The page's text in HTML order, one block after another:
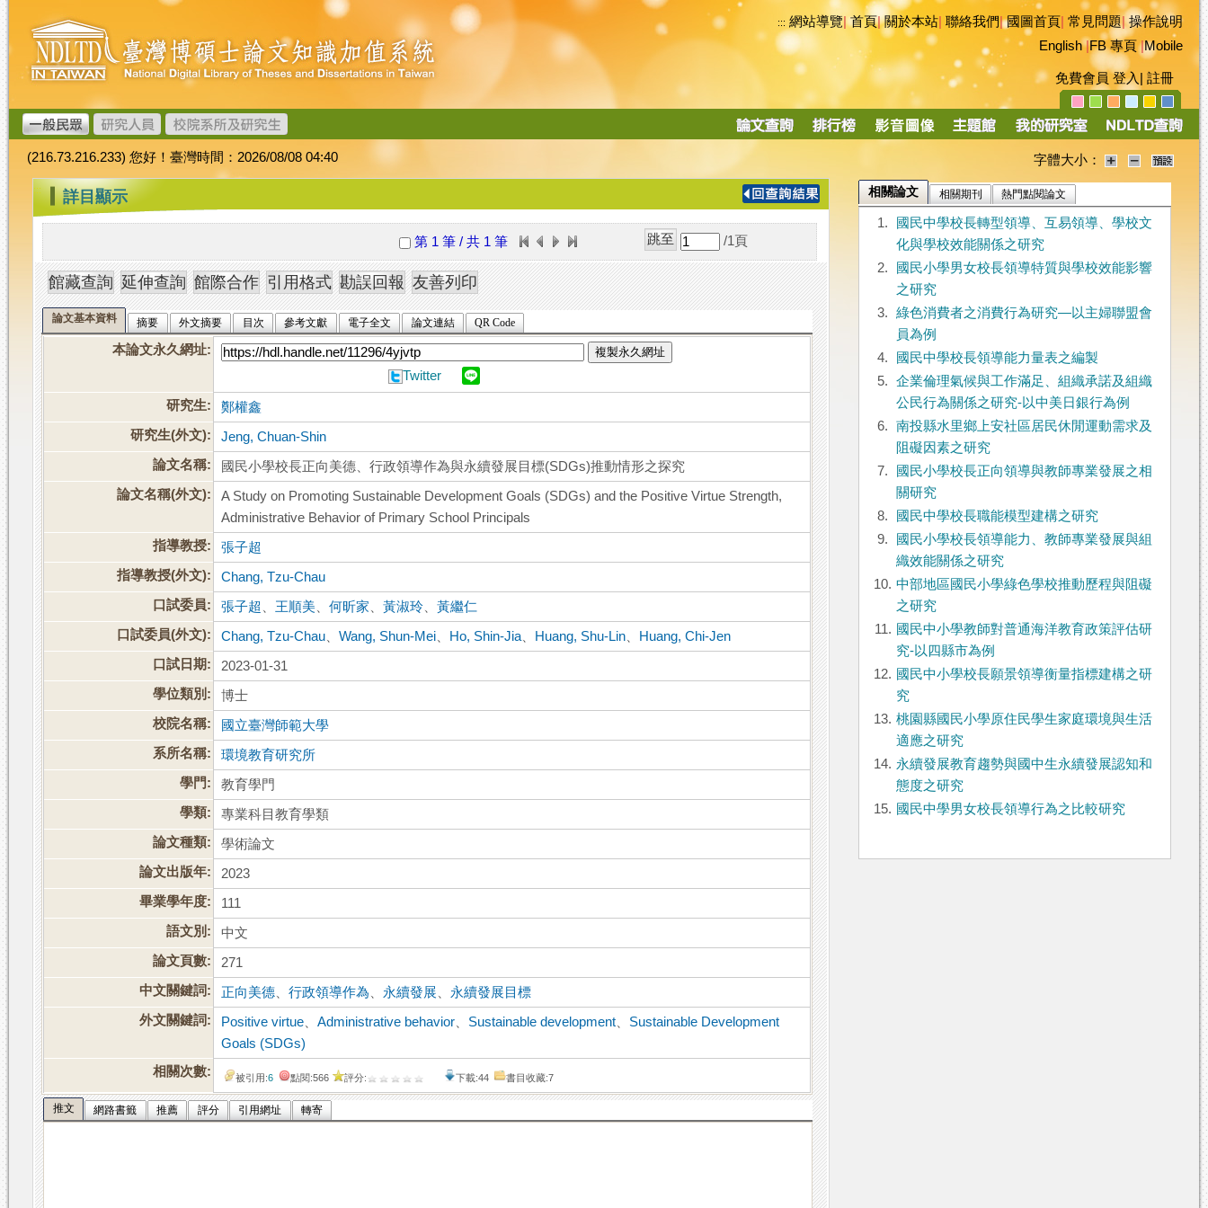
跳
到
主
要
內
容
臺
灣
博
碩
士
論
文
加
值
系
統
::: 網站導覽|首頁|關於本站 聯絡我們|國圖首頁 常見問題|操作說明
English|FB 專頁|Mobile
免費會員 登入 註冊
導
(216.73.216.233) 您好！臺灣時間：2026/08/08 04:40 字體大小：
::: 詳目顯示
第 1 筆 / 共 1 筆 /1 頁
論文基本資料 摘要 外文摘要 目次 參考文獻 電子全文 論文連結 QR Code
本論文永久網址: 複製永久網址
Twitter
研究生:
鄭權鑫
研究生(外文):
Jeng, Chuan-Shin
論文名稱:
國民小學校長正向美德、行政領導作為與永續發展目標(SDGs)推動情形之探究
論文名稱(外文):
A Study on Promoting Sustainable Development Goals (SDGs) and the Positive Virtue Strength,
Administrative Behavior of Primary School Principals
指導教授:
張子超
指導教授(外文):
Chang, Tzu-Chau
口試委員:
張子超 王順美 、何昕家 、黃淑玲 、黃繼仁
口試委員(外文):
Chang, Tzu-Chau 、Wang, Shun-Mei Ho, Shin-Jia Huang, Shu-Lin
Huang, Chi-Jen
口試日期:
2023-01-31
學位類別:
博士
校院名稱:
國立臺灣師範大學
系所名稱:
環境教育研究所
學門:
教育學門
學類:
專業科目教育學類
論文種類:
學術論文
論文出版年:
2023
畢業學年度:
111
語文別:
中文
論文頁數:
271
中文關鍵詞:
正向美德 、行政領導作為 永續發展
永續發展目標
外文關鍵詞:
Positive virtue 、Administrative behavior Sustainable development
Sustainable Development
Goals (SDGs)
相關次數:
被引用:6 點閱:566 評分: 下載:44 書目收藏:7
推文 網路書籤 推薦 評分 引用網址 轉寄
相關論文 相關期刊 熱門點閱論文
1.
國民中學校長轉型領導、互易領導、學校文
化與學校效能關係之研究
2.
國民小學男女校長領導特質與學校效能影響
之研究
3.
綠色消費者之消費行為研究—以主婦聯盟會
員為例
4.
國民中學校長領導能力量表之編製
5.
企業倫理氣候與工作滿足、組織承諾及組織
公民行為關係之研究-以中美日銀行為例
6.
南投縣水里鄉上安社區居民休閒運動需求及
阻礙因素之研究
7.
國民小學校長正向領導與教師專業發展之相
關研究
8.
國民中學校長職能模型建構之研究
9.
國民小學校長領導能力、教師專業發展與組
織效能關係之研究
10. 中部地區國民小學綠色學校推動歷程與阻礙
之研究
11. 國民中小學教師對普通海洋教育政策評估研
究-以四縣市為例
12. 國民中小學校長願景領導衡量指標建構之研
究
13. 桃園縣國民小學原住民學生家庭環境與生活
適應之研究
14. 永續發展教育趨勢與國中生永續發展認知和
態度之研究
15. 國民中學男女校長領導行為之比較研究